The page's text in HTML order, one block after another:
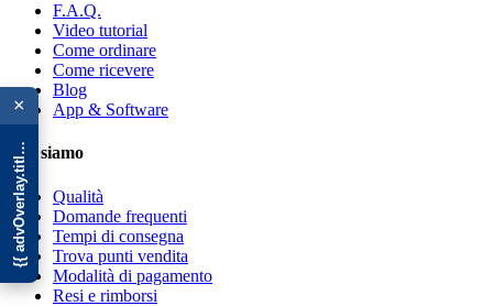
×
{{ advOverlay.title || 'Promo' }}
F.A.Q.
Video tutorial
Come ordinare
Come ricevere
Blog
App & Software
Chi siamo
Qualità
Domande frequenti
Tempi di consegna
Trova punti vendita
Modalità di pagamento
Resi e rimborsi